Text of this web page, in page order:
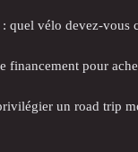
quel vélo devez-vous
financement pour
un road trip